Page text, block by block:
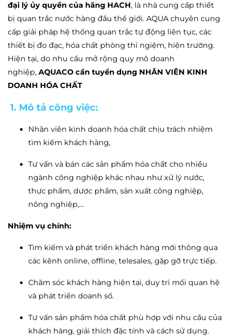
đại lý ủy quyền của hãng HACH, là nhà cung cấp thiết
bị quan trắc nước hàng đầu thế giới. AQUA chuyên cung
cấp giải pháp hệ thống quan trắc tự động liên tục, các
thiết bị đo đạc, hóa chất phòng thí ngiệm, hiện trường.
Hiện tại, do nhu cầu mở rộng quy mô doanh
nghiệp, AQUACO cần tuyển dụng NHÂN VIÊN KINH
DOANH HÓA CHẤT
1. Mô tả công việc:
Nhân viên kinh doanh hóa chất chịu trách nhiệm
tìm kiếm khách hàng,
Tư vấn và bán các sản phẩm hóa chất cho nhiều
ngành công nghiệp khác nhau như xử lý nước,
thực phẩm, dược phẩm, sản xuất công nghiệp,
nông nghiệp,...
Nhiệm vụ chính:
Tìm kiếm và phát triển khách hàng mới thông qua
các kênh online, offline, telesales, gặp gỡ trực tiếp.
Chăm sóc khách hàng hiện tại, duy trì mối quan hệ
và phát triển doanh số.
Tư vấn sản phẩm hóa chất phù hợp với nhu cầu của
khách hàng, giải thích đặc tính và cách sử dụng.